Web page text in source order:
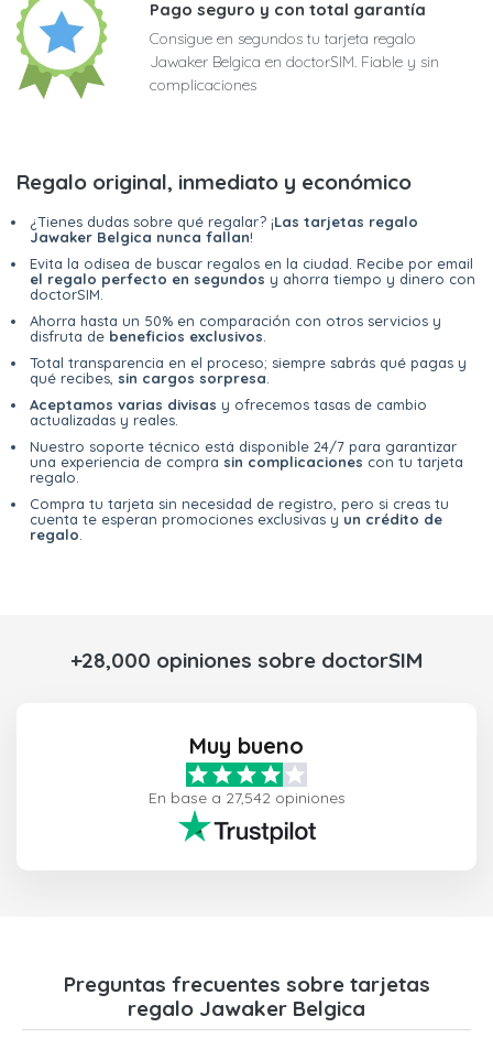
Pago seguro y con total garantía
Consigue en segundos tu tarjeta regalo
Jawaker Belgica en doctorSIM. Fiable y sin
complicaciones
Regalo original, inmediato y económico
¿Tienes dudas sobre qué regalar? ¡Las tarjetas regalo
Jawaker Belgica nunca fallan!
Evita la odisea de buscar regalos en la ciudad. Recibe por email
el regalo perfecto en segundos y ahorra tiempo y dinero con
doctorSIM.
Ahorra hasta un 50% en comparación con otros servicios y
disfruta de beneficios exclusivos
Total transparencia en el proceso; siempre sabrás qué pagas y
qué recibes, sin cargos sorpresa
Aceptamos varias divisas y ofrecemos tasas de cambio
actualizadas y reales.
Nuestro soporte técnico está disponible 24/7 para garantizar
una experiencia de compra sin complicaciones con tu tarjeta
regalo.
Compra tu tarjeta sin necesidad de registro, pero si creas tu
cuenta te esperan promociones exclusivas y un crédito de
regalo
+28,000 opiniones sobre doctorSIM
Muy bueno
En base a 27,542 opiniones
Preguntas frecuentes sobre tarjetas
regalo Jawaker Belgica